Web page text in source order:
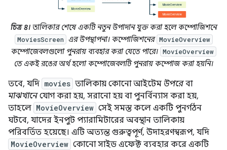
চিত্র ৪।তালিকার শেষে একটি নতুন উপাদান যুক্ত করা হলে কম্পোজিশনে
MoviesScreen এর উপস্থাপনা। কম্পোজিশনের MovieOverview
কম্পোজেবলগুলো পুনরায় ব্যবহার করা যেতে পারে। MovieOverview
তে একই রঙের অর্থ হলো কম্পোজেবলটি পুনরায় কম্পোজ করা হয়নি।
তবে, যদি movies তালিকায় কোনো আইটেম উপরেবা
মাঝখানেযোগ করা হয়, সরানো হয় বা পুনর্বিন্যাস করা হয়,
তাহলে MovieOverview সেই সমস্ত কলে একটি পুনর্গঠন
ঘটবে, যাদের ইনপুট প্যারামিটারের অবস্থান তালিকায়
পরিবর্তিত হয়েছে। এটি অত্যন্ত গুরুত্বপূর্ণ, উদাহরণস্বরূপ, যদি
MovieOverview কোনো সাইড এফেক্ট ব্যবহার করে একটি